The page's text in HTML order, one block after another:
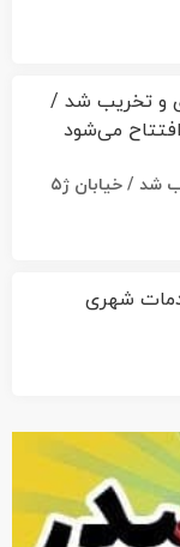
۳ باب مغازه محدوده پستک خریداری و تخریب شد / خیابان ژ۵